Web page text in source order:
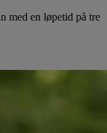
med en løpetid på tre